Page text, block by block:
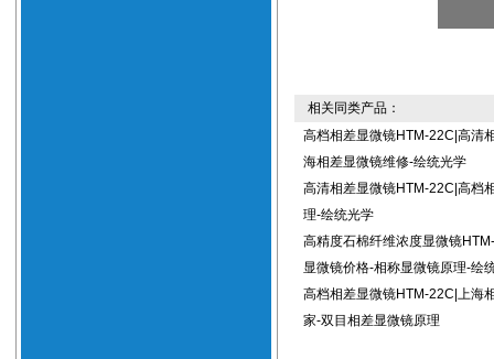
相关同类产品：
高档相差显微镜HTM-22C|高清
海相差显微镜维修-绘统光学
高清相差显微镜HTM-22C|高档
理-绘统光学
高精度石棉纤维浓度显微镜
显微镜价格-相称显微镜原理-绘
高档相差显微镜HTM-22C|上海
家-双目相差显微镜原理